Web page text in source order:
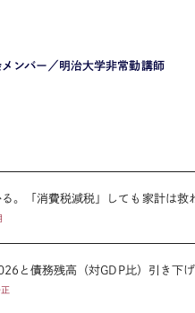
ンバー／明治大学非常勤講師
。「消費税減税」しても家計は救
と債務残高（対GDP比）引き下